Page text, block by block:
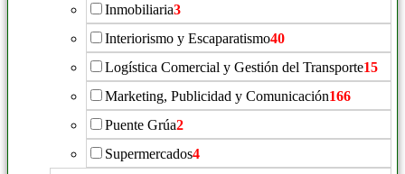
Inmobiliaria3
Interiorismo y Escaparatismo40
Logística Comercial y Gestión del Transporte15
Marketing, Publicidad y Comunicación166
Puente Grúa2
Supermercados4